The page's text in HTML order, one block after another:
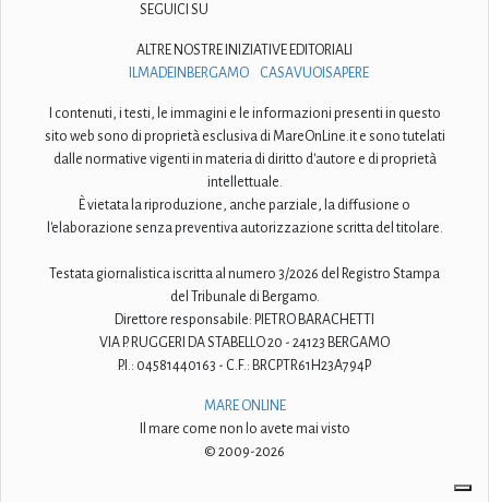
SEGUICI SU
ALTRE NOSTRE INIZIATIVE EDITORIALI
ILMADEINBERGAMO
CASAVUOISAPERE
I contenuti, i testi, le immagini e le informazioni presenti in questo
sito web sono di proprietà esclusiva di MareOnLine.it e sono tutelati
dalle normative vigenti in materia di diritto d'autore e di proprietà
intellettuale.
È vietata la riproduzione, anche parziale, la diffusione o
l'elaborazione senza preventiva autorizzazione scritta del titolare.
Testata giornalistica iscritta al numero 3/2026 del Registro Stampa
del Tribunale di Bergamo.
Direttore responsabile: PIETRO BARACHETTI
VIA P. RUGGERI DA STABELLO 20 - 24123 BERGAMO
P.I.: 04581440163 - C.F.: BRCPTR61H23A794P
MARE ONLINE
Il mare come non lo avete mai visto
© 2009-2026